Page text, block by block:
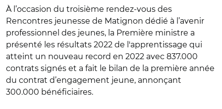
À l’occasion du troisième rendez-vous des
Rencontres jeunesse de Matignon dédié à l’avenir
professionnel des jeunes, la Première ministre a
présenté les résultats 2022 de l'apprentissage qui
atteint un nouveau record en 2022 avec 837.000
contrats signés et a fait le bilan de la première année
du contrat d’engagement jeune, annonçant
300.000 bénéficiaires.
© Ministère du Travail, du Plein Emploi et de l’Insertion et